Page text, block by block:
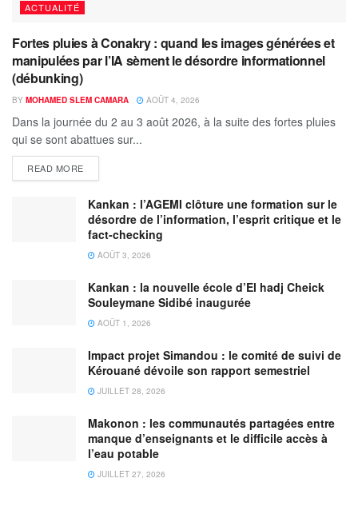
ACTUALITÉ
Fortes pluies à Conakry : quand les images générées et
manipulées par l’IA sèment le désordre informationnel
(débunking)
BY MOHAMED SLEM CAMARA AOÛT 4, 2026
Dans la journée du 2 au 3 août 2026, à la suite des fortes pluies
qui se sont abattues sur...
READ MORE
Kankan : l’AGEMI clôture une formation sur le
désordre de l’information, l’esprit critique et le
fact-checking
AOÛT 3, 2026
Kankan : la nouvelle école d’El hadj Cheick
Souleymane Sidibé inaugurée
AOÛT 1, 2026
Impact projet Simandou : le comité de suivi de
Kérouané dévoile son rapport semestriel
JUILLET 28, 2026
Makonon : les communautés partagées entre
manque d’enseignants et le difficile accès à
l’eau potable
JUILLET 27, 2026